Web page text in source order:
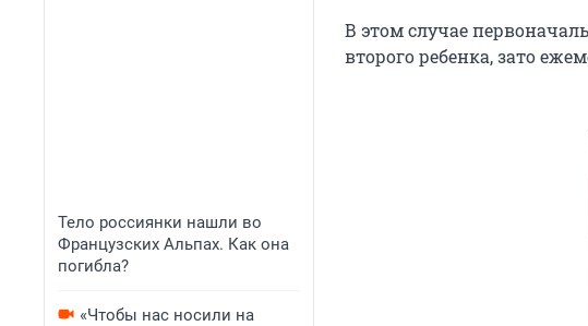
Тело россиянки нашли во
Французских Альпах. Как она
погибла?
«Чтобы нас носили на
В этом случае
второго ребенка, зато